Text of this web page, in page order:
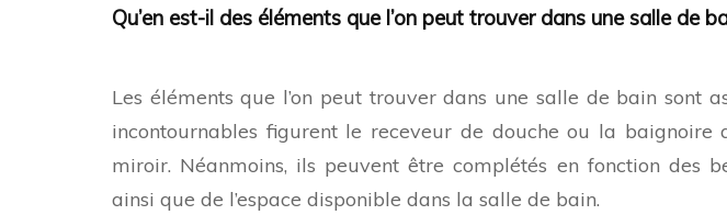
Qu’en est-il des éléments que l’on peut trouver dans une salle de
Les éléments que l’on peut trouver dans une salle de bain sont
incontournables figurent le receveur de douche ou la
miroir. Néanmoins, ils peuvent être complétés en fonction des
ainsi que de l’espace disponible dans la salle de bain.